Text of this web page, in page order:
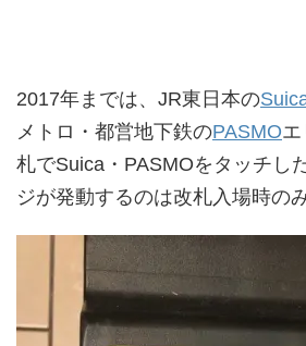
2017年までは、JR東日本の
メトロ・都営地下鉄のPASMO
札でSuica・PASMOをタッチし
ジが発動するのは改札入場時の